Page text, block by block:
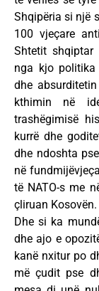
Shqipëria si një
100 vjeçare
Shtetit shqiptar
nga kjo politika
dhe
kthimin në
trashëgimisë
kurrë dhe
dhe ndoshta
në
të NATO-s me
çliruan Kosovën.
Dhe si ka
dhe ajo e
kanë nxitur po
më çudit pse